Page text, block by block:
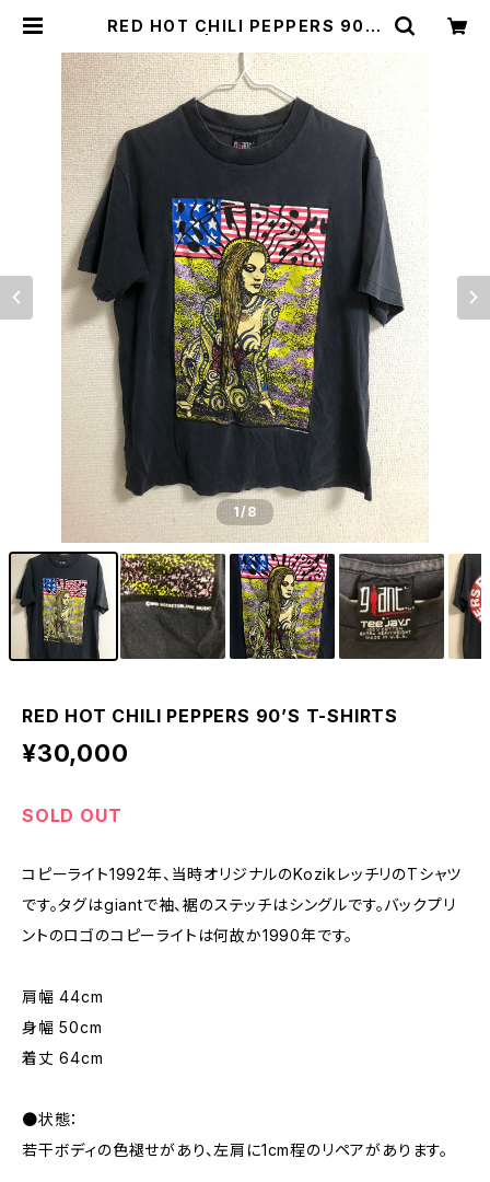
RED HOT CHILI PEPPERS 90’S
1/8
RED HOT CHILI PEPPERS 90’S T-SHIRTS
¥30,000
SOLD OUT
コピーライト1992年、当時オリジナルのKozikレッチリのTシャツ
です。タグはgiantで袖、裾のステッチはシングルです。バックプリ
ントのロゴのコピーライトは何故か1990年です。
肩幅 44cm
身幅 50cm
着丈 64cm
●状態：
若干ボディの色褪せがあり、左肩に1cm程のリペアがあります。